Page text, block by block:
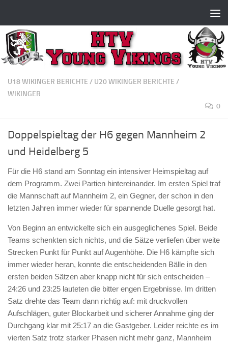
U18 WIKINGER BERICHTE / U20 WIKINGER BERICHTE /
WIKINGER
0
Doppelspieltag der H6 gegen Mannheim 2
und Heidelberg 5
Für die H6 stand am Sonntag ein intensiver Heimspieltag auf
dem Programm. Zwei Partien hintereinander. Im ersten Spiel traf
die Mannschaft auf Mannheim 2, ein Gegner, der schon in den
letzten Jahren immer wieder für spannende Duelle gesorgt hat.
Von Beginn an entwickelte sich ein ausgeglichenes Spiel. Beide
Teams schenkten sich nichts, und die Sätze verliefen über weite
Strecken Punkt für Punkt auf Augenhöhe. Die H6 kämpfte sich
immer wieder heran, konnte die entscheidenden Bälle in den
ersten beiden Sätzen aber knapp nicht für sich entscheiden –
24:26 und 23:25 lauteten die bitter engen Ergebnisse. Im dritten
Satz drehte das Team dann richtig auf: mit druckvollen
Aufschlägen, guter Blockarbeit und sicherer Annahme ging der
Durchgang klar mit 25:17 an die Gastgeber. Leider reichte es im
vierten Satz trotz starker Phasen nicht mehr ganz, Mannheim